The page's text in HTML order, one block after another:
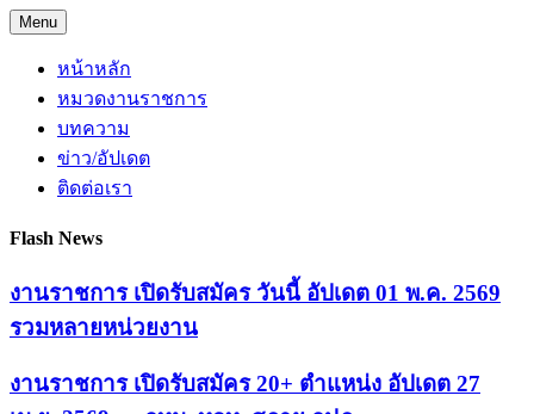
Skip
to
content
Menu
หน้าหลัก
หมวดงานราชการ
บทความ
ข่าว/อัปเดต
ติดต่อเรา
Flash News
งานราชการ เปิดรับสมัคร วันนี้ อัปเดต 01 พ.ค. 2569
รวมหลายหน่วยงาน
งานราชการ เปิดรับสมัคร 20+ ตำแหน่ง อัปเดต 27